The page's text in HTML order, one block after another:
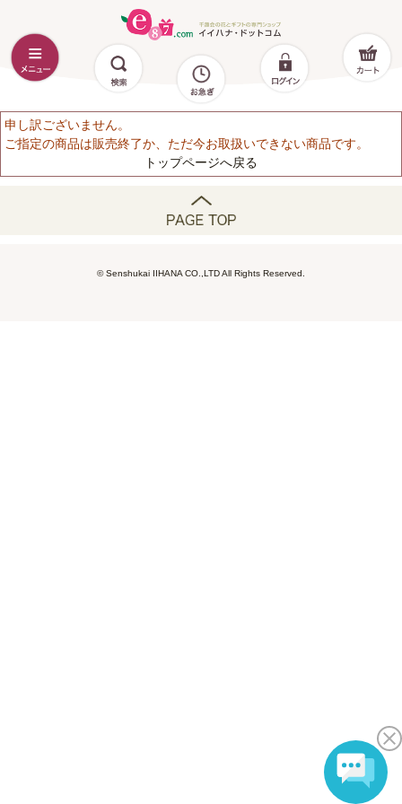
申し訳ございません。
ご指定の商品は販売終了か、ただ今お取扱いできない商品です。
トップページへ戻る
© Senshukai IIHANA CO.,LTD All Rights Reserved.